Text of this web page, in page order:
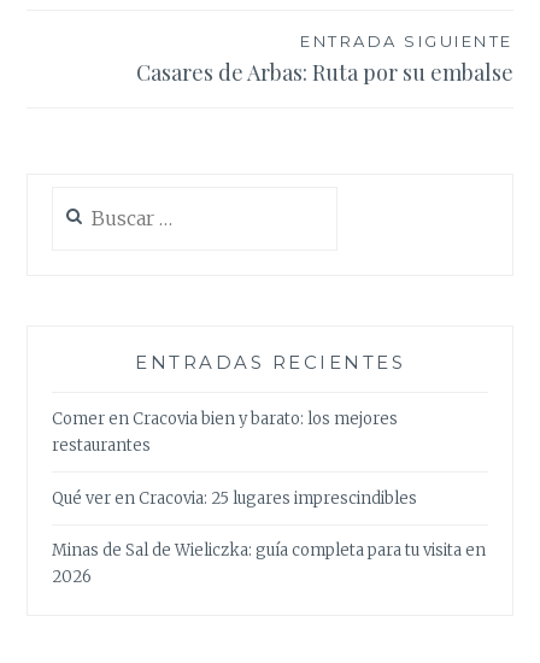
ENTRADA SIGUIENTE
Casares de Arbas: Ruta por su embalse
ENTRADAS RECIENTES
Comer en Cracovia bien y barato: los mejores
restaurantes
Qué ver en Cracovia: 25 lugares imprescindibles
Minas de Sal de Wieliczka: guía completa para tu visita en
2026